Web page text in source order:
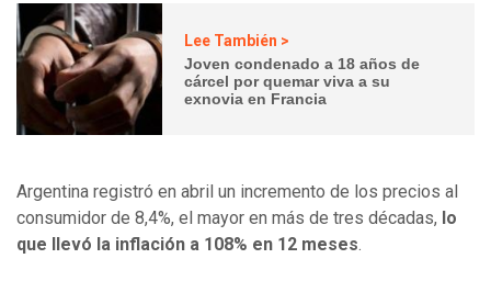
Lee También >
Joven condenado a 18 años de
cárcel por quemar viva a su
exnovia en Francia
Argentina registró en abril un incremento de los precios al
consumidor de 8,4%, el mayor en más de tres décadas, lo
que llevó la inflación a 108% en 12 meses.